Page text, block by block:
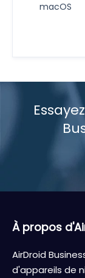
macOS
À propos
AirDroid
d'appareils de